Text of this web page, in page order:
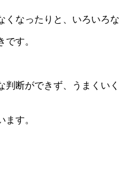
なったりと、いろいろな
す。
断ができず、うまくい
す。